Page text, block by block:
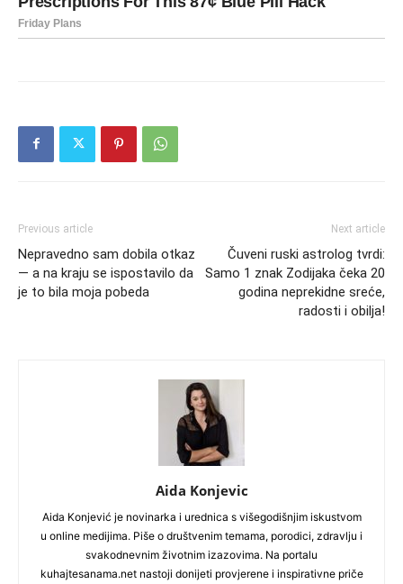
Previous article
Nepravedno sam dobila otkaz
— a na kraju se ispostavilo da
je to bila moja pobeda
Next article
Čuveni ruski astrolog tvrdi:
Samo 1 znak Zodijaka čeka 20
godina neprekidne sreće,
radosti i obilja!
Aida Konjevic
Aida Konjević je novinarka i urednica s višegodišnjim iskustvom
u online medijima. Piše o društvenim temama, porodici, zdravlju i
svakodnevnim životnim izazovima. Na portalu
kuhajtesanama.net nastoji donijeti provjerene i inspirativne priče